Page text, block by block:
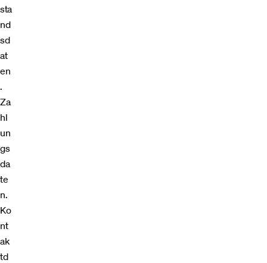
sta
nd
sd
at
en
.
Za
hl
un
gs
da
te
n.
Ko
nt
ak
td